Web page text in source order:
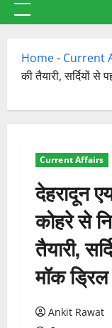
प्राथमिक
Home- Current
की तैयारी, सर्दियों
Current Affairs
देहरादून
कोहरे से
तैयारी,
मॉक
Ankit Rawat